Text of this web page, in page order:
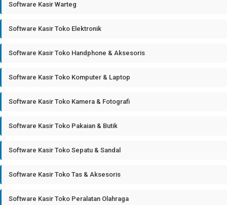
Software Kasir Warteg
Software Kasir Toko Elektronik
Software Kasir Toko Handphone & Aksesoris
Software Kasir Toko Komputer & Laptop
Software Kasir Toko Kamera & Fotografi
Software Kasir Toko Pakaian & Butik
Software Kasir Toko Sepatu & Sandal
Software Kasir Toko Tas & Aksesoris
Software Kasir Toko Peralatan Olahraga